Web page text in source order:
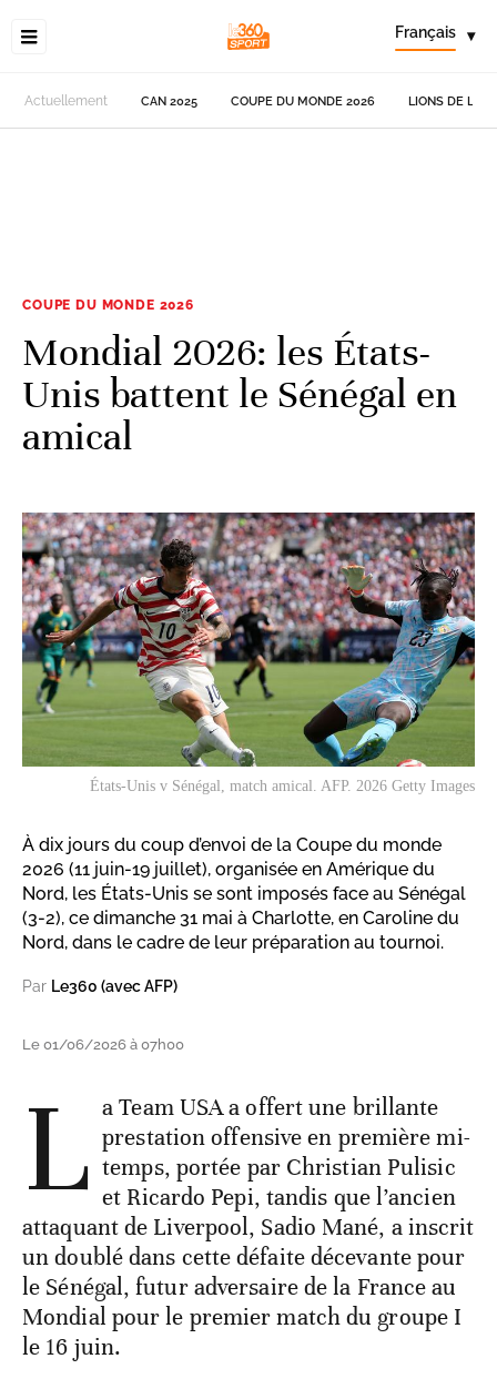
Français ▾
Actuellement CAN 2025 COUPE DU MONDE 2026 LIONS DE
COUPE DU MONDE 2026
Mondial 2026: les États-
Unis battent le Sénégal en
amical
États-Unis v Sénégal, match amical. AFP. 2026 Getty Images
À dix jours du coup d’envoi de la Coupe du monde
2026 (11 juin-19 juillet), organisée en Amérique du
Nord, les États-Unis se sont imposés face au Sénégal
(3-2), ce dimanche 31 mai à Charlotte, en Caroline du
Nord, dans le cadre de leur préparation au tournoi.
Par Le360 (avec AFP)
Le 01/06/2026 à 07h00
L a Team USA a offert une brillante
prestation offensive en première mi-
temps, portée par Christian Pulisic
et Ricardo Pepi, tandis que l’ancien
attaquant de Liverpool, Sadio Mané, a inscrit
un doublé dans cette défaite décevante pour
le Sénégal, futur adversaire de la France au
Mondial pour le premier match du groupe I
le 16 juin.